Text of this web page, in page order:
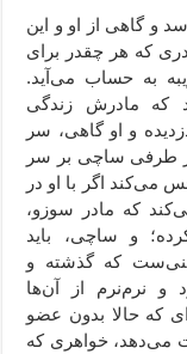
و گاهی از او و این
که هر چقدر برای
به حساب می‌آید.
که مادرش زندگی
و او گاهی، سر
طرفی ساچی بر سر
می‌کند اگر با او در
که مادر سوزو،
و ساچی، باید
که گذشته و
و نرم‌نرم از آن‌ها
که حالا بدون عضو
می‌دهد، خواهری که